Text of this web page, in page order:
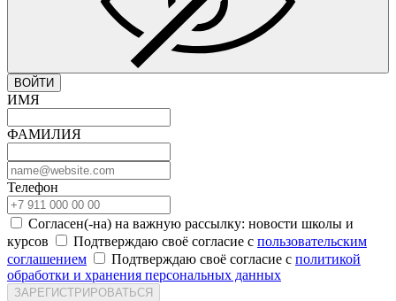
ВОЙТИ
ИМЯ
ФАМИЛИЯ
Телефон
Согласен(-на) на важную рассылку: новости школы и
курсов
Подтверждаю своё согласие с пользовательским
соглашением
Подтверждаю своё согласие с политикой
обработки и хранения персональных данных
ЗАРЕГИСТРИРОВАТЬСЯ